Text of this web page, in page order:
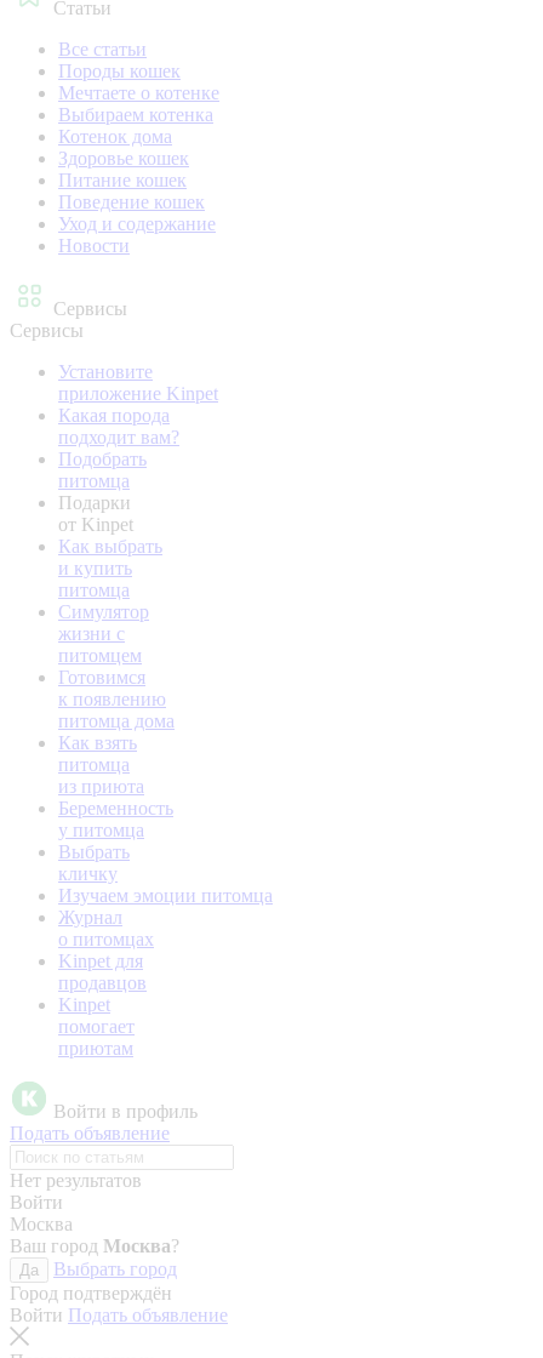
Статьи
Все статьи
Породы кошек
Мечтаете о котенке
Выбираем котенка
Котенок дома
Здоровье кошек
Питание кошек
Поведение кошек
Уход и содержание
Новости
Сервисы
Сервисы
Установите
приложение Kinpet
Какая порода
подходит вам?
Подобрать
питомца
Подарки
от Kinpet
Как выбрать
и купить
питомца
Симулятор
жизни с
питомцем
Готовимся
к появлению
питомца дома
Как взять
питомца
из приюта
Беременность
у питомца
Выбрать
кличку
Изучаем эмоции питомца
Журнал
о питомцах
Kinpet для
продавцов
Kinpet
помогает
приютам
Войти в профиль
Подать объявление
Нет результатов
Войти
Москва
Ваш город Москва?
Да
Выбрать город
Город подтверждён
Войти Подать объявление